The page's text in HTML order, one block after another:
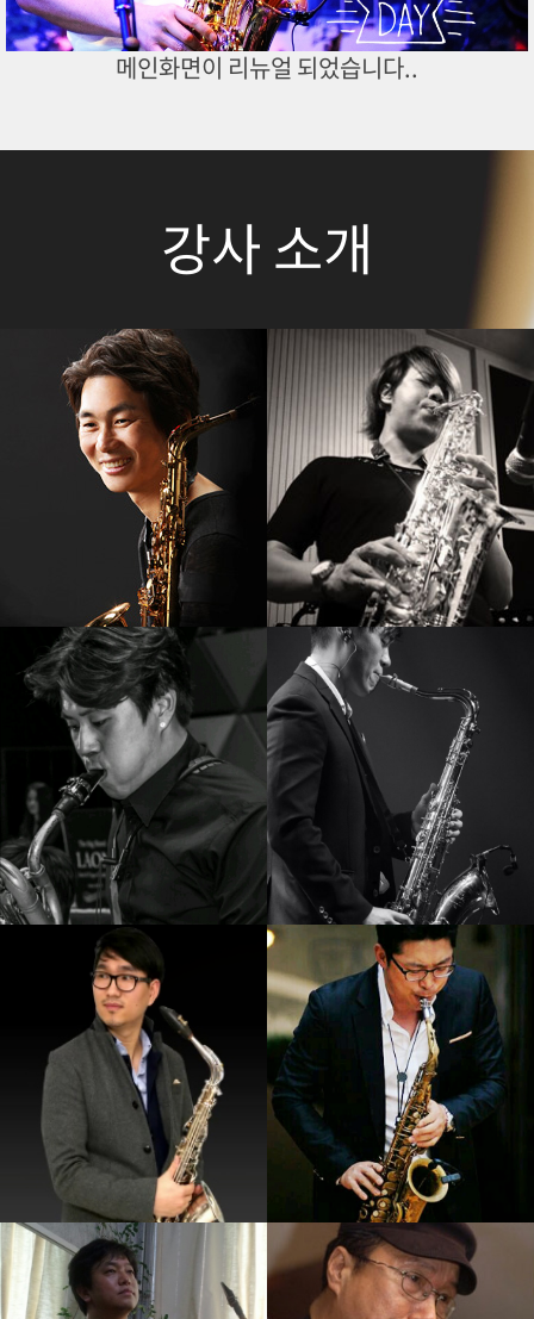
메인화면이 리뉴얼 되었습니다..
강사 소개
강기만
강의보기
김성주
강의보기
서현진
강의보기
임민택
강의보기